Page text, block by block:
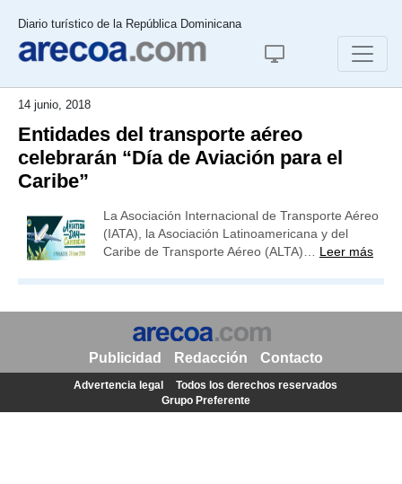
Diario turístico de la República Dominicana
14 junio, 2018
Entidades del transporte aéreo
celebrarán “Día de Aviación para el
Caribe”
La Asociación Internacional de Transporte Aéreo
(IATA), la Asociación Latinoamericana y del
Caribe de Transporte Aéreo (ALTA)… Leer más
Publicidad Redacción Contacto
Advertencia legal
Todos los derechos reservados
Grupo Preferente